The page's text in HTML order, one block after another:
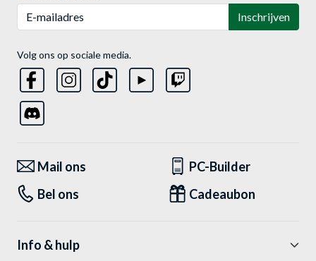
Inschrijven
Volg ons op sociale media.
Mail ons
PC-Builder
Bel ons
Cadeaubon
Info & hulp